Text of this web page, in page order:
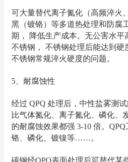
可大量替代离子氮化（高频淬
黑（镀铬）等多道热处理和防腐
期， 降低生产成本。无公害水平
不锈钢， 不锈钢处理后能达到硬
不锈钢常规淬火硬度的问题。
5、耐腐蚀性
经过 QPQ 处理后，中性盐雾测试
比气体氮化、离子氮化、磷化、
的耐腐蚀效果都强 3-10 倍。
铬、磷化、镀镍等……。